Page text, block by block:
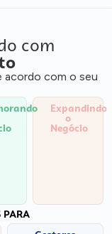
com
acordo com o seu
Expandindo
o
Negócio
PARA